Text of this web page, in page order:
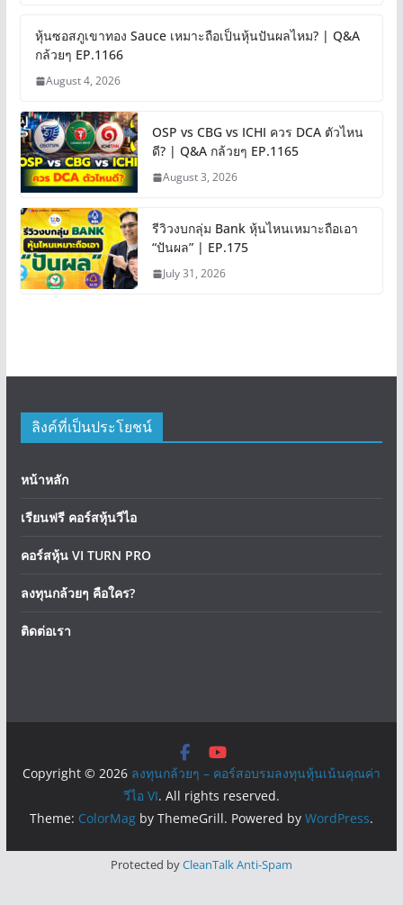
หุ้นซอสภูเขาทอง Sauce เหมาะถือเป็นหุ้นปันผลไหม? | Q&A
กล้วยๆ EP.1166
August 4, 2026
OSP vs CBG vs ICHI ควร DCA ตัวไหน
ดี? | Q&A กล้วยๆ EP.1165
August 3, 2026
รีวิวงบกลุ่ม Bank หุ้นไหนเหมาะถือเอา
“ปันผล” | EP.175
July 31, 2026
ลิงค์ที่เป็นประโยชน์
หน้าหลัก
เรียนฟรี คอร์สหุ้นวีไอ
คอร์สหุ้น VI TURN PRO
ลงทุนกล้วยๆ คือใคร?
ติดต่อเรา
Copyright © 2026 ลงทุนกล้วยๆ – คอร์สอบรมลงทุนหุ้นเน้นคุณค่า
วีไอ VI. All rights reserved.
Theme: ColorMagby ThemeGrill. Powered by WordPress.
Protected byCleanTalk Anti-Spam